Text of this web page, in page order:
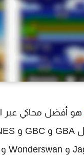
هو أفضل محاكي عبر